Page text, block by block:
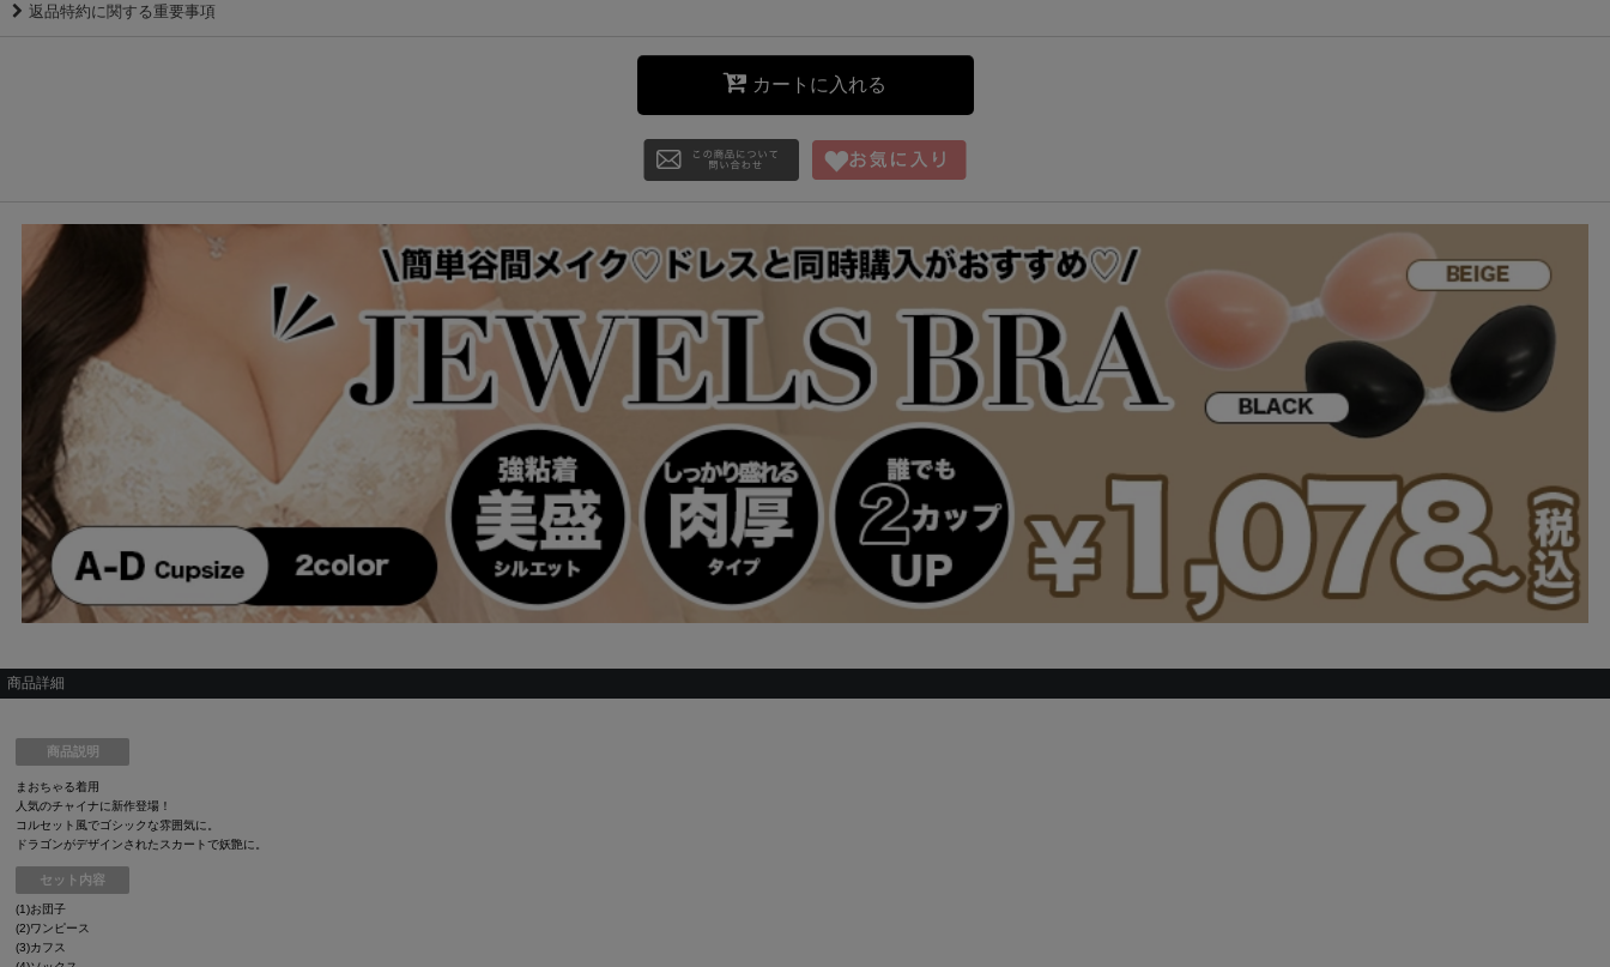
返品特約に関する重要事項
カートに入れる
商品詳細
商品説明
まおちゃる着用
人気のチャイナに新作登場！
コルセット風でゴシックな雰囲気に。
ドラゴンがデザインされたスカートで妖艶に。
セット内容
(1)お団子
(2)ワンピース
(3)カフス